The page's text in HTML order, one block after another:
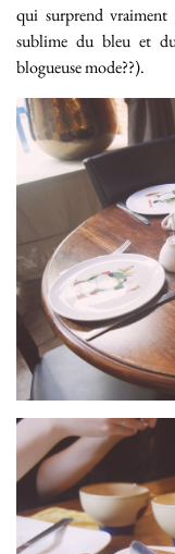
qui surprend
sublime du bleu et
blogueuse mode??).